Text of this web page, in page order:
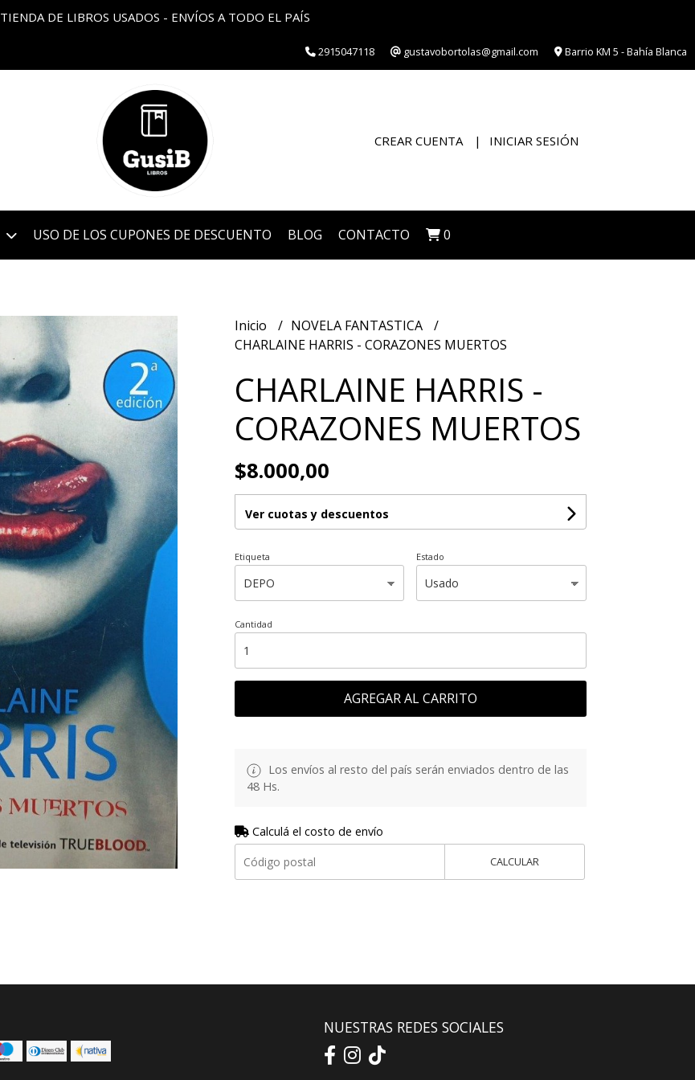
TIENDA DE LIBROS USADOS - ENVÍOS A TODO EL PAÍS
2915047118 gustavobortolas@gmail.com Barrio KM 5 - Bahía Blanca
CREAR CUENTA INICIAR SESIÓN
USO DE LOS CUPONES DE DESCUENTO BLOG CONTACTO 0
Inicio
NOVELA FANTASTICA
CHARLAINE HARRIS - CORAZONES MUERTOS
CHARLAINE HARRIS -
CORAZONES MUERTOS
$8.000,00
Ver cuotas y descuentos
Etiqueta Estado
Cantidad
AGREGAR AL CARRITO
Los envíos al resto del país serán enviados dentro de las
48 Hs.
Calculá el costo de envío
CALCULAR
NUESTRAS REDES SOCIALES